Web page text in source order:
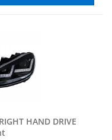
HAND DRIVE